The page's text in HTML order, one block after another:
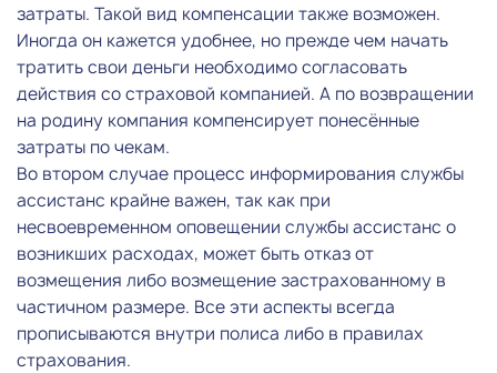
затраты. Такой вид компенсации также возможен.
Иногда он кажется удобнее, но прежде чем начать
тратить свои деньги необходимо согласовать
действия со страховой компанией. А по возвращении
на родину компания компенсирует понесённые
затраты по чекам.
Во втором случае процесс информирования службы
ассистанс крайне важен, так как при
несвоевременном оповещении службы ассистанс о
возникших расходах, может быть отказ от
возмещения либо возмещение застрахованному в
частичном размере. Все эти аспекты всегда
прописываются внутри полиса либо в правилах
страхования.